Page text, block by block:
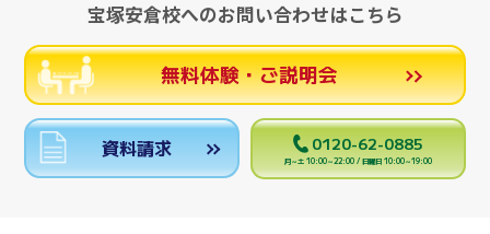
宝塚安倉校へのお問い合わせはこちら
無料体験・ご説明会
資料請求 0120-62-0885
月～土 10:00～22:00 / 日曜日 10:00～19:00